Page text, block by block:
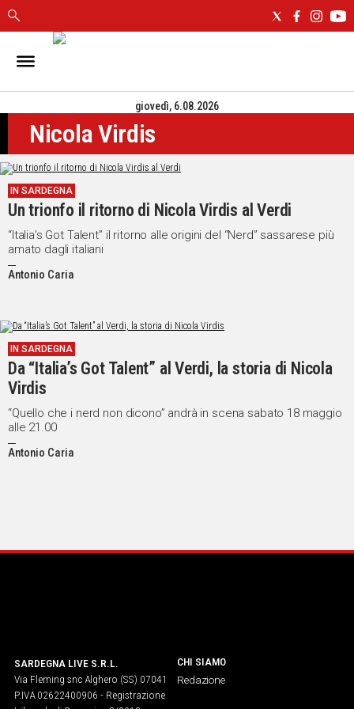
IN
CAGLIARI
SASSARI
NUORO
ORISTANO
SULCIS
GALLURA
OGLIASTRA
MEDIO
CAMPIDANO
NOTIZIE
POLITICA
IN
ITALIA
NEL
MONDO
SPORT
AL CANALE
WHATSAPP
giovedì, 6.08.2026
Nicola Virdis
IN SARDEGNA
Un trionfo il ritorno di Nicola Virdis al Verdi
“Italia’s Got Talent” il ritorno alle origini del “Nerd” sassarese più
amato dagli italiani
Antonio Caria
IN SARDEGNA
Da “Italia’s Got Talent” al Verdi, la storia di Nicola
Virdis
“Quello che i nerd non dicono” andrà in scena sabato 18 maggio
alle 21.00
Antonio Caria
SARDEGNA LIVE S.R.L.
Via Fleming snc Alghero (SS) 07041
P.IVA 02622400906 - Registrazione
CHI SIAMO
Redazione